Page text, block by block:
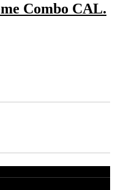
Combo CAL.